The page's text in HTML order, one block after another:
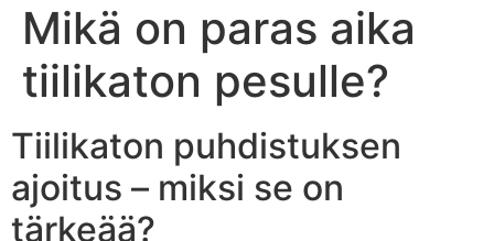
Mikä on paras aika
tiilikaton pesulle?
Tiilikaton puhdistuksen
ajoitus – miksi se on
tärkeää?